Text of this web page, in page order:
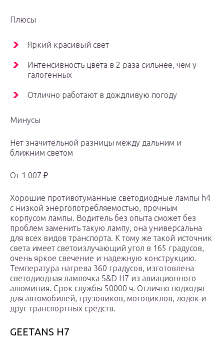
Плюсы
Яркий красивый свет
Интенсивность цвета в 2 раза сильнее, чем у
галогенных
Отлично работают в дождливую погоду
Минусы
Нет значительной разницы между дальним и
ближним светом
От 1 007 ₽
Хорошие противотуманные светодиодные лампы h4
с низкой энергопотребляемостью, прочным
корпусом лампы. Водитель без опыта сможет без
проблем заменить такую лампу, она универсальна
для всех видов транспорта. К тому же такой источник
света имеет светоизлучающий угол в 165 градусов,
очень яркое свечение и надежную конструкцию.
Температура нагрева 360 градусов, изготовлена
светодиодная лампочка S&D H7 из авиационного
алюминия. Срок службы 50000 ч. Отлично подходят
для автомобилей, грузовиков, мотоциклов, лодок и
друг транспортных средств.
GEETANS H7